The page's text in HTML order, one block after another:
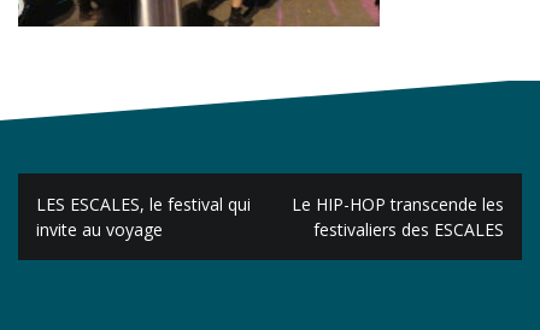
Navigation
de
l’article
LES ESCALES, le festival qui
invite au voyage
Le HIP-HOP transcende les
festivaliers des ESCALES